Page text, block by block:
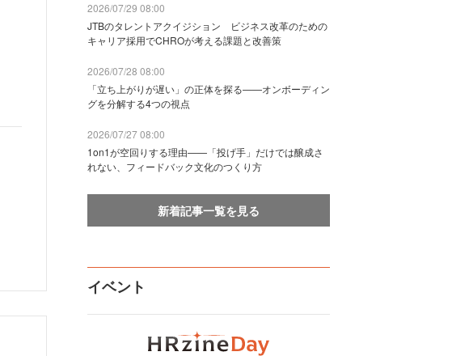
2026/07/29 08:00
JTBのタレントアクイジション ビジネス改革のための
キャリア採用でCHROが考える課題と改善策
2026/07/28 08:00
「立ち上がりが遅い」の正体を探る——オンボーディン
グを分解する4つの視点
2026/07/27 08:00
1on1が空回りする理由——「投げ手」だけでは醸成さ
れない、フィードバック文化のつくり方
新着記事一覧を見る
イベント